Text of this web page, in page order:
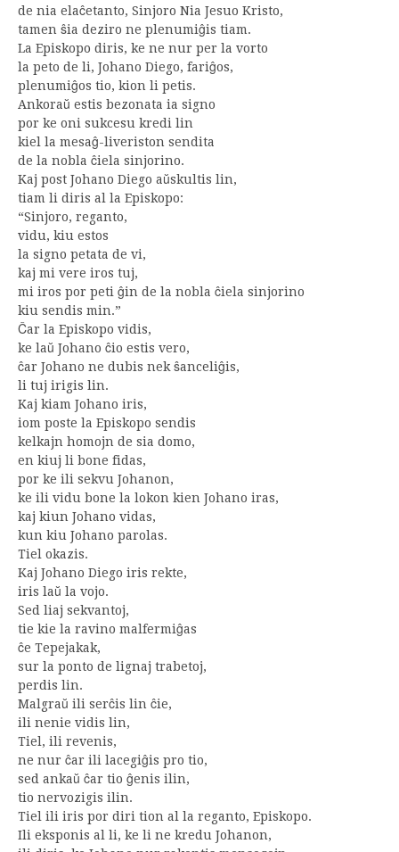
de nia elaĉetanto, Sinjoro Nia Jesuo Kristo,
tamen ŝia deziro ne plenumiĝis tiam.
La Episkopo diris, ke ne nur per la vorto
la peto de li, Johano Diego, fariĝos,
plenumiĝos tio, kion li petis.
Ankoraŭ estis bezonata ia signo
por ke oni sukcesu kredi lin
kiel la mesaĝ-liveriston sendita
de la nobla ĉiela sinjorino.
Kaj post Johano Diego aŭskultis lin,
tiam li diris al la Episkopo:
“Sinjoro, reganto,
vidu, kiu estos
la signo petata de vi,
kaj mi vere iros tuj,
mi iros por peti ĝin de la nobla ĉiela sinjorino
kiu sendis min.”
Ĉar la Episkopo vidis,
ke laŭ Johano ĉio estis vero,
ĉar Johano ne dubis nek ŝanceliĝis,
li tuj irigis lin.
Kaj kiam Johano iris,
iom poste la Episkopo sendis
kelkajn homojn de sia domo,
en kiuj li bone fidas,
por ke ili sekvu Johanon,
ke ili vidu bone la lokon kien Johano iras,
kaj kiun Johano vidas,
kun kiu Johano parolas.
Tiel okazis.
Kaj Johano Diego iris rekte,
iris laŭ la vojo.
Sed liaj sekvantoj,
tie kie la ravino malfermiĝas
ĉe Tepejakak,
sur la ponto de lignaj trabetoj,
perdis lin.
Malgraŭ ili serĉis lin ĉie,
ili nenie vidis lin,
Tiel, ili revenis,
ne nur ĉar ili lacegiĝis pro tio,
sed ankaŭ ĉar tio ĝenis ilin,
tio nervozigis ilin.
Tiel ili iris por diri tion al la reganto, Episkopo.
Ili eksponis al li, ke li ne kredu Johanon,